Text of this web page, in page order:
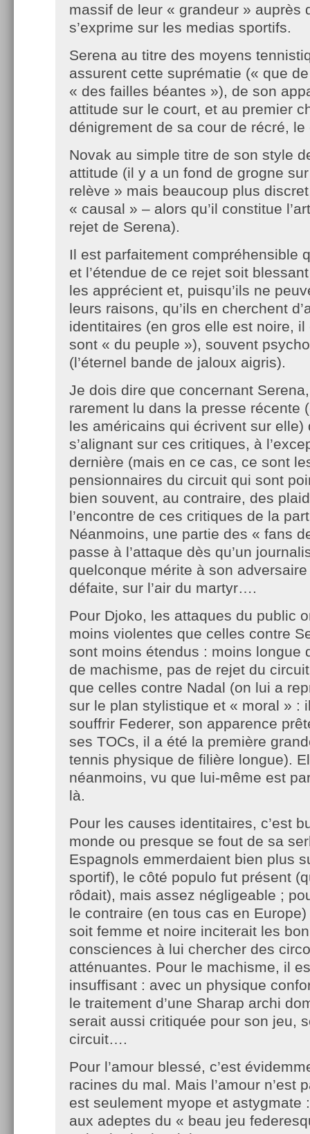
massif de leur « grandeur » auprès
s’exprime sur les medias sportifs.
Serena au titre des moyens
assurent cette suprématie (« que
« des failles béantes »), de son
attitude sur le court, et au premier
dénigrement de sa cour de récré, le
Novak au simple titre de son style
attitude (il y a un fond de grogne
relève » mais beaucoup plus
« causal » – alors qu’il constitue
rejet de Serena).
Il est parfaitement compréhensible
et l’étendue de ce rejet soit
les apprécient et, puisqu’ils ne
leurs raisons, qu’ils en cherchent
identitaires (en gros elle est noire,
sont « du peuple »), souvent
(l’éternel bande de jaloux aigris).
Je dois dire que concernant Serena,
rarement lu dans la presse récente
les américains qui écrivent sur elle)
s’alignant sur ces critiques, à
dernière (mais en ce cas, ce sont
pensionnaires du circuit qui sont
bien souvent, au contraire, des
l’encontre de ces critiques de la
Néanmoins, une partie des « fans
passe à l’attaque dès qu’un
quelconque mérite à son
défaite, sur l’air du martyr….
Pour Djoko, les attaques du public
moins violentes que celles contre
sont moins étendus : moins longue
de machisme, pas de rejet du
que celles contre Nadal (on lui a
sur le plan stylistique et « moral » :
souffrir Federer, son apparence
ses TOCs, il a été la première
tennis physique de filière longue).
néanmoins, vu que lui-même est
là.
Pour les causes identitaires, c’est
monde ou presque se fout de sa
Espagnols emmerdaient bien plus
sportif), le côté populo fut présent
rôdait), mais assez négligeable ;
le contraire (en tous cas en Europe)
soit femme et noire inciterait les
consciences à lui chercher des
atténuantes. Pour le machisme, il
insuffisant : avec un physique
le traitement d’une Sharap archi
serait aussi critiquée pour son jeu,
circuit….
Pour l’amour blessé, c’est
racines du mal. Mais l’amour n’est
est seulement myope et astygmate
aux adeptes du « beau jeu